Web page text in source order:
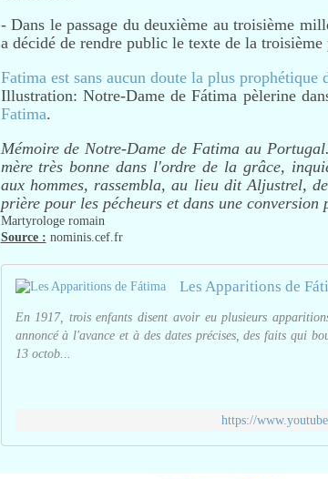
- Dans le passage du deuxième au troisième
a décidé de rendre public le texte de la
Fatima est sans aucun doute la plus prophétique
Illustration: Notre-Dame de Fátima pèlerine
Fatima.
Mémoire de Notre-Dame de Fatima au
mère très bonne dans l'ordre de la grâce,
aux hommes, rassembla, au lieu dit Aljustrel,
prière pour les pécheurs et dans une conversion
Martyrologe romain
Source : nominis.cef.fr
Les Apparitions de
En 1917, trois enfants disent avoir eu plusieurs
annoncé à l'avance et à des dates précises, des faits qui
13 octob...
https://